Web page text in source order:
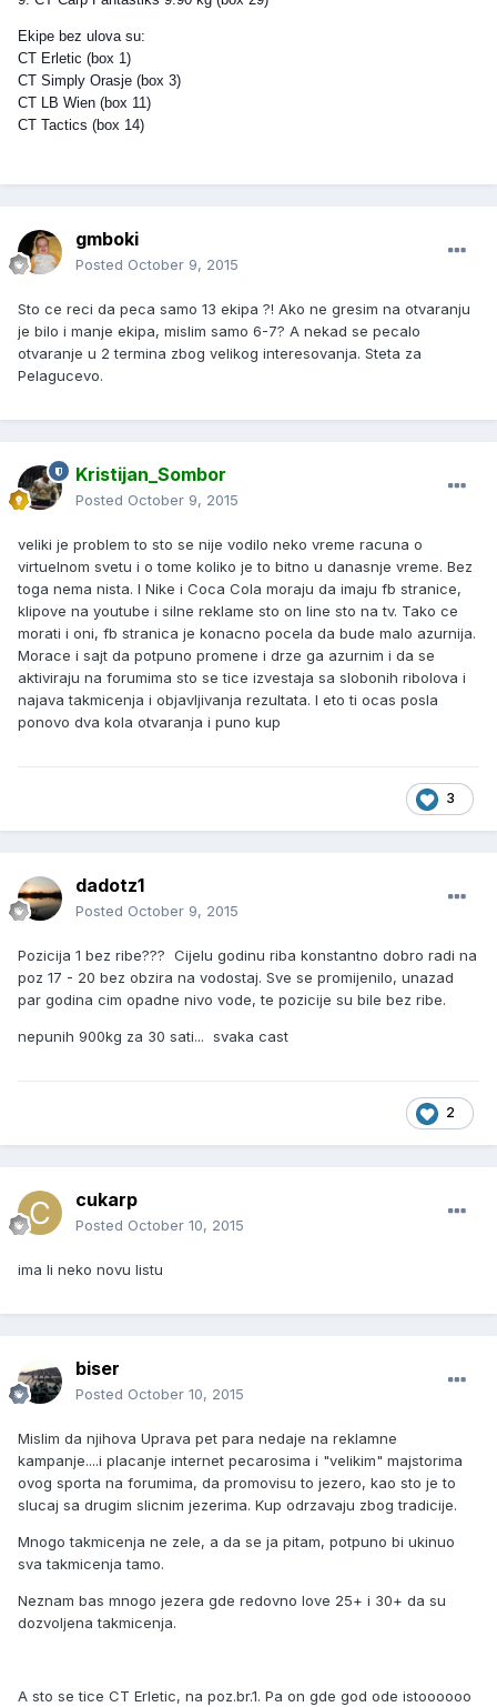
Ekipe bez ulova su:
CT Erletic (box 1)
CT Simply Orasje (box 3)
CT LB Wien (box 11)
CT Tactics (box 14)
gmboki
Posted October 9, 2015
Sto ce reci da peca samo 13 ekipa ?! Ako ne gresim na otvaranju
je bilo i manje ekipa, mislim samo 6-7? A nekad se pecalo
otvaranje u 2 termina zbog velikog interesovanja. Steta za
Pelagucevo.
Kristijan_Sombor
Posted October 9, 2015
veliki je problem to sto se nije vodilo neko vreme racuna o
virtuelnom svetu i o tome koliko je to bitno u danasnje vreme. Bez
toga nema nista. I Nike i Coca Cola moraju da imaju fb stranice,
klipove na youtube i silne reklame sto on line sto na tv. Tako ce
morati i oni, fb stranica je konacno pocela da bude malo azurnija.
Morace i sajt da potpuno promene i drze ga azurnim i da se
aktiviraju na forumima sto se tice izvestaja sa slobonih ribolova i
najava takmicenja i objavljivanja rezultata. I eto ti ocas posla
ponovo dva kola otvaranja i puno kup
3
dadotz1
Posted October 9, 2015
Pozicija 1 bez ribe??? Cijelu godinu riba konstantno dobro radi na
poz 17 - 20 bez obzira na vodostaj. Sve se promijenilo, unazad
par godina cim opadne nivo vode, te pozicije su bile bez ribe.
nepunih 900kg za 30 sati... svaka cast
2
cukarp
Posted October 10, 2015
ima li neko novu listu
biser
Posted October 10, 2015
Mislim da njihova Uprava pet para nedaje na reklamne
kampanje....i placanje internet pecarosima i "velikim" majstorima
ovog sporta na forumima, da promovisu to jezero, kao sto je to
slucaj sa drugim slicnim jezerima. Kup odrzavaju zbog tradicije.
Mnogo takmicenja ne zele, a da se ja pitam, potpuno bi ukinuo
sva takmicenja tamo.
Neznam bas mnogo jezera gde redovno love 25+ i 30+ da su
dozvoljena takmicenja.
A sto se tice CT Erletic, na poz.br.1. Pa on gde god ode istoooooo